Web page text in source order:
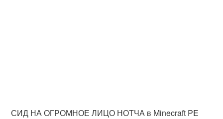
СИД НА ОГРОМНОЕ ЛИЦО НОТЧА в Minecraft PE